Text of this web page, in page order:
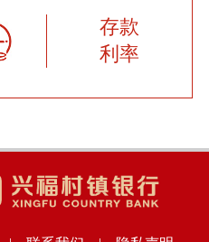
存款
利率